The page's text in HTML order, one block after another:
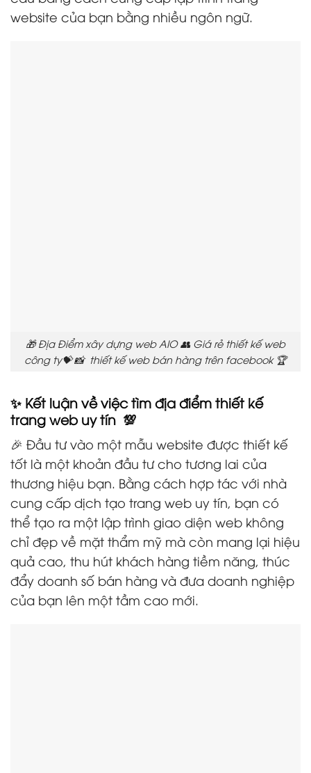
website của bạn bằng nhiều ngôn ngữ.
🎁 Địa Điểm xây dựng web AIO 👥 Giá rẻ thiết kế web
công ty💝 📸 thiết kế web bán hàng trên facebook 🏆
✨ Kết luận về việc tìm địa điểm thiết kế
trang web uy tín 💯
🎉 Đầu tư vào một mẫu website được thiết kế
tốt là một khoản đầu tư cho tương lai của
thương hiệu bạn. Bằng cách hợp tác với nhà
cung cấp dịch tạo trang web uy tín, bạn có
thể tạo ra một lập trình giao diện web không
chỉ đẹp về mặt thẩm mỹ mà còn mang lại hiệu
quả cao, thu hút khách hàng tiềm năng, thúc
đẩy doanh số bán hàng và đưa doanh nghiệp
của bạn lên một tầm cao mới.